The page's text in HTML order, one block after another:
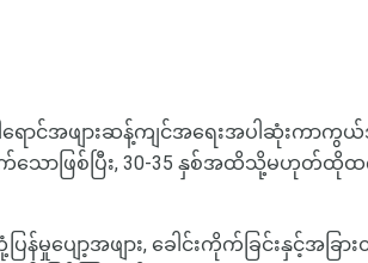
ာင်အဖျားဆန့်ကျင်အရေးအပါဆုံးကာကွ
သောဖြစ်ပြီး, 30-35 နှစ်အထိသို့မဟုတ်
မှုပျော့အဖျား, ခေါင်းကိုက်ခြင်းနှင့်အခြ